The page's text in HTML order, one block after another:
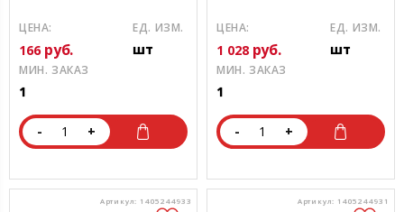
ЦЕНА:
166 руб. шт
ЕД. ИЗМ.
1
МИН. ЗАКАЗ
- +
ЦЕНА:
1 028 руб. шт
ЕД. ИЗМ.
1
МИН. ЗАКАЗ
- +
Артикул: 1405244933 Артикул: 1405244931